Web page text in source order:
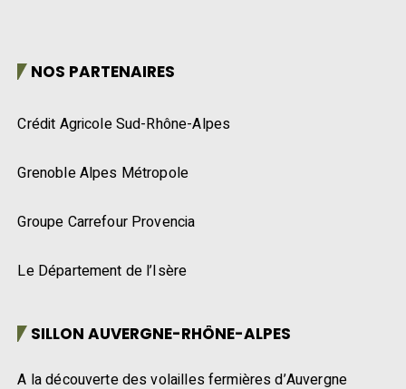
NOS PARTENAIRES
Crédit Agricole Sud-Rhône-Alpes
Grenoble Alpes Métropole
Groupe Carrefour Provencia
Le Département de l’Isère
SILLON AUVERGNE-RHÔNE-ALPES
A la découverte des volailles fermières d’Auvergne